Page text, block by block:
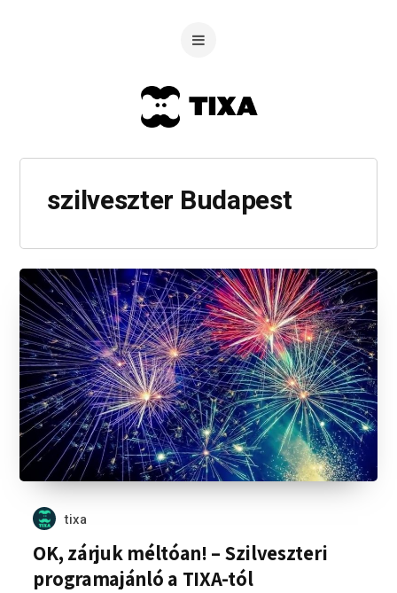
szilveszter Budapest
tixa
OK, zárjuk méltóan! – Szilveszteri
programajánló a TIXA-tól